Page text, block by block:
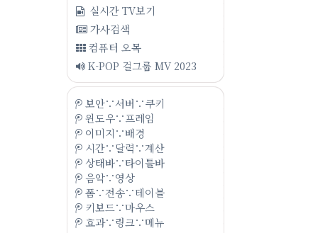
실시간 TV보기
가사검색
컴퓨터 오목
K-POP 걸그룹 MV 2023
보안∵서버∵쿠키
윈도우∵프레임
이미지∵배경
시간∵달력∵계산
상태바∵타이틀바
음악∵영상
폼∵전송∵테이블
키보드∵마우스
효과∵링크∵메뉴